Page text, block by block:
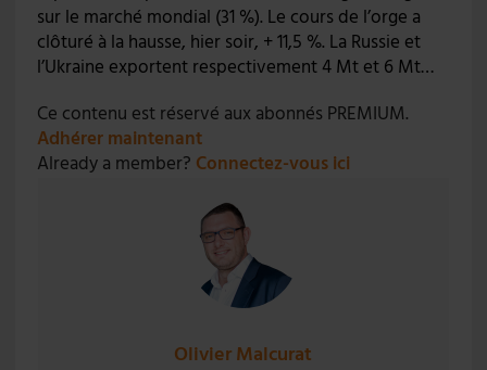
sur le marché mondial (31 %). Le cours de l’orge a
clôturé à la hausse, hier soir, + 11,5 %. La Russie et
l’Ukraine exportent respectivement 4 Mt et 6 Mt…
Ce contenu est réservé aux abonnés PREMIUM.
Adhérer maintenant
Already a member? Connectez-vous ici
Olivier Malcurat